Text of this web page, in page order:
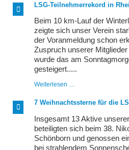
kommen
LSG-Teilnehmerrekord in
Beim 10 km-Lauf der
zeigte sich unser Verein
der Voranmeldung schon
Zuspruch unserer
wurde das am
gesteigert.....
Weiterlesen …
Rheinzabern
7 Weihnachtssterne für die
Insgesamt 13 Aktive
beteiligten sich beim 38.
Schönborn und genossen
bei strahlendem